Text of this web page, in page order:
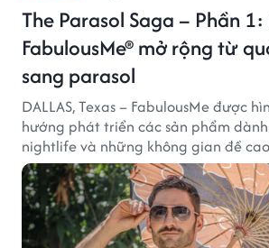
The Parasol Saga – Phần 1:
FabulousMe® mở rộng từ
sang parasol
DALLAS, Texas – FabulousMe được
hướng phát triển các sản phẩm
nightlife và những không gian đề
hiện bản thân. Trong quá trình xây
quạt cầm tay trở thành dòng sản
thành công ban đầu, giúp
rộng mức độ hiện diện trên thị